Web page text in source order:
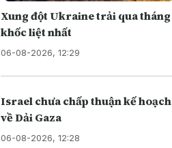
Xung đột Ukraine trải qua tháng
khốc liệt nhất
06-08-2026, 12:29
Israel chưa chấp thuận kế hoạch
về Dải Gaza
06-08-2026, 12:28